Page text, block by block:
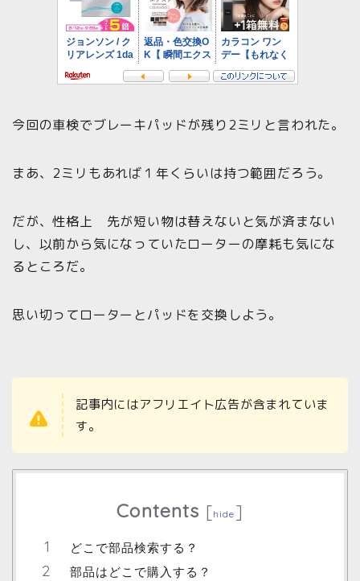
今回の車検でブレーキパッドが残り2ミリと言われた。
まあ、2ミリもあれば１年くらいは持つ範囲だろう。
だが、性格上 先が短い物は替えないと気が済まない
し、以前から気になっていたローターの摩耗も気にな
るところだ。
思い切ってローターとパッドを交換しよう。
記事内にはアフリエイト広告が含まれていま
す。
Contents [hide ]
どこで部品検索する？
部品はどこで購入する？